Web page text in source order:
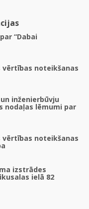
“Dabai
vērtības noteikšanas
inženierbūvju
nodaļas lēmumi par
vērtības noteikšanas
izstrādes
ielā 82